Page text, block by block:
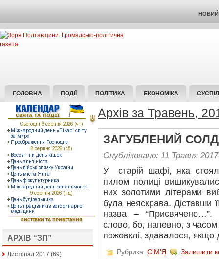
НОВИЙ
ГОЛОВНА ПОДІЇ ПОЛІТИКА ЕКОНОМІКА
АРХІВ “ЗП”
Листопад 2017 (69)
Архів за Травень,
ЗАГУБЛЕНИЙ
Опубліковано: 11 Травня 2017
У старій шафі, яка
пилом полиці
них золотими літерами
була неяскрава. Діставши
назва – “Присвячено…”.
слово, бо, напевно, з
пожовклі, здавалося,
Рубрика: СІМ’Я Залишити